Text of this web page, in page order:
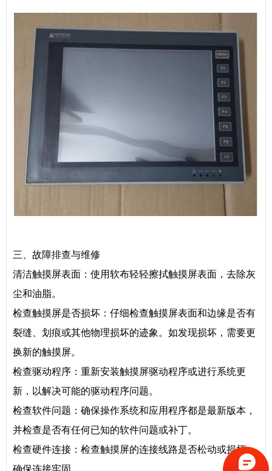
三、故障排查与维修
清洁触摸屏表面：使用软布轻轻擦拭触摸屏表面，去除灰
尘和油脂。
检查触摸屏是否损坏：仔细检查触摸屏表面和边缘是否有
裂缝、划痕或其他物理损坏的迹象。如发现损坏，需要更
换新的触摸屏。
检查驱动程序：重新安装触摸屏驱动程序或进行系统更
新，以解决可能的驱动程序问题。
检查软件问题：确保操作系统和应用程序都是最新版本，
并检查是否有任何已知的软件问题或补丁。
检查硬件连接：检查触摸屏的连接线路是否松动或损坏，
确保连接牢固。